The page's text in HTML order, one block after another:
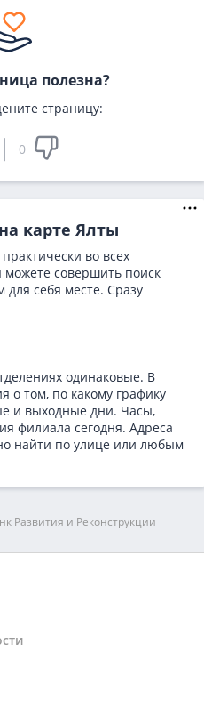
полезна?
страницу:
0
карте Ялты
во всех
совершить поиск
себя месте. Сразу
одинаковые. В
о том, по какому графику
и выходные дни. Часы,
филиала сегодня. Адреса
найти по улице или любым
Развития и Реконструкции